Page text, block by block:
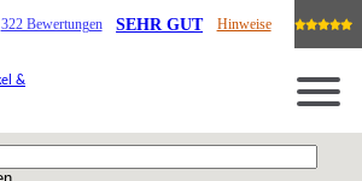
322 Bewertungen SEHR GUT Hinweise